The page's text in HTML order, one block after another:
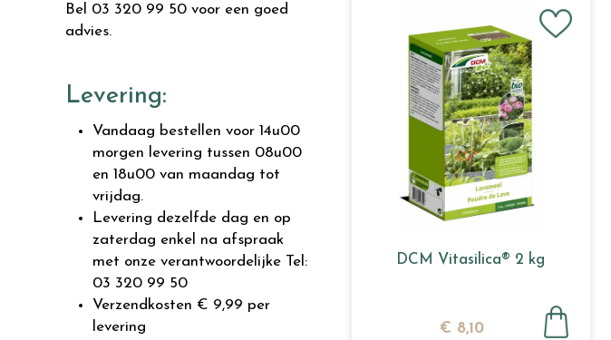
DCM Vitasilica® 2 kg
€ 8,10
Bel 03 320 99 50 voor een goed
advies.
Levering:
Vandaag bestellen voor 14u00
morgen levering tussen 08u00
en 18u00 van maandag tot
vrijdag.
Levering dezelfde dag en op
zaterdag enkel na afspraak
met onze verantwoordelijke Tel:
03 320 99 50
Verzendkosten € 9,99 per
levering